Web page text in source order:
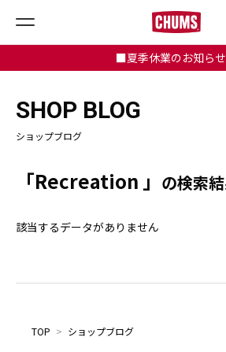
■夏季休業のお知ら
SHOP BLOG
ショップブログ
「Recreation 」 の検索
該当するデータがありません
TOP > ショップブログ